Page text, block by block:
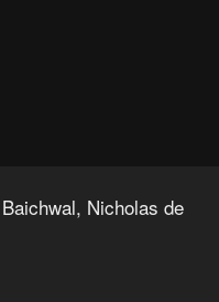
Nicholas de